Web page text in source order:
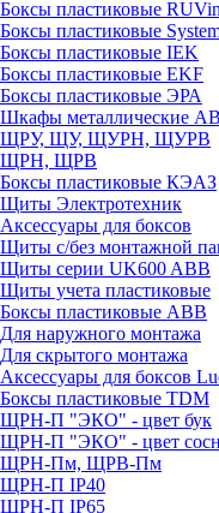
Боксы пластиковые
Боксы пластиковые
Боксы пластиковые IEK
Боксы пластиковые EKF
Боксы пластиковые ЭРА
Шкафы металлические
ЩРУ, ЩУ, ЩУРН, ЩУРВ
ЩРН, ЩРВ
Боксы пластиковые КЭАЗ
Щиты Электротехник
Аксессуары для боксов
Щиты с/без монтажной
Щиты серии UK600 ABB
Щиты учета пластиковые
Боксы пластиковые ABB
Для наружного монтажа
Для скрытого монтажа
Аксессуары для боксов
Боксы пластиковые TDM
ЩРН-П "ЭКО" - цвет бук
ЩРН-П "ЭКО" - цвет
ЩРН-Пм, ЩРВ-Пм
ЩРН-П IP40
ЩРН-П IP65